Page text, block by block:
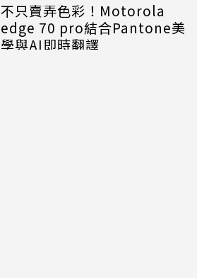
不只賣弄色彩！Motorola
edge 70 pro結合Pantone美
學與AI即時翻譯